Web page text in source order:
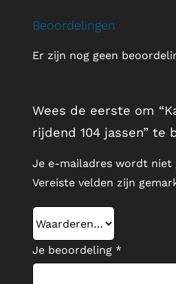
Beoordelingen
Er zijn nog geen
Wees de eerste om
rijdend 104 jassen” te
Je e-mailadres wordt niet
Vereiste velden zijn
Je beoordeling *